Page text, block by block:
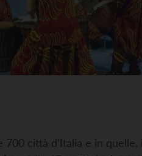
700 città d’Italia e in